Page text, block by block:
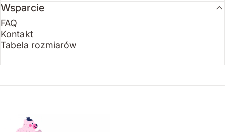
Wsparcie
FAQ
Kontakt
Tabela rozmiarów
Endo